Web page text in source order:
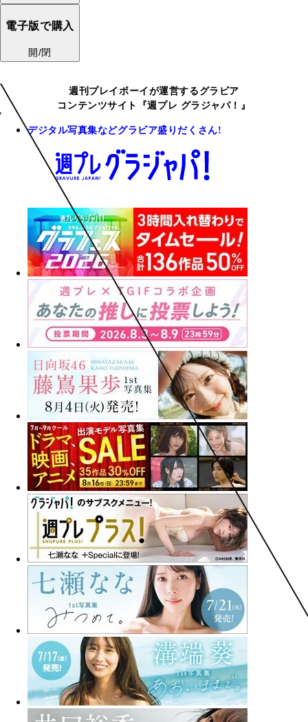
電子版で購入
開/閉
週刊プレイボーイが運営するグラビア
コンテンツサイト『週プレ グラジャパ！』
デジタル写真集などグラビア盛りだくさん!